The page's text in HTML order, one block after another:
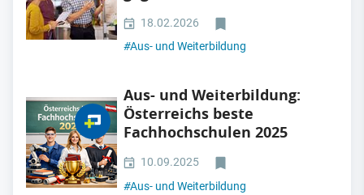
18.02.2026
#Aus- und Weiterbildung
Aus- und Weiterbildung:
Österreichs beste
Fachhochschulen 2025
10.09.2025
#Aus- und Weiterbildung